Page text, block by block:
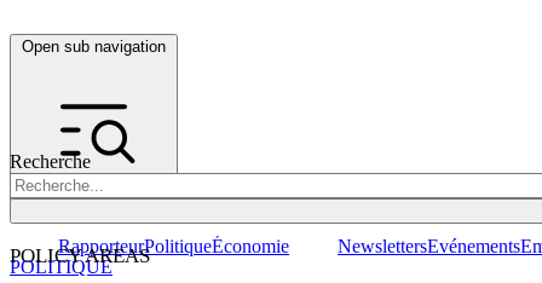
Open sub navigation
Recherche
POLICY AREAS
RapporteurPolitiqueÉconomie NewslettersEvénements
POLITIQUE